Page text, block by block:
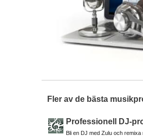
Fler av de bästa
Professionell DJ-
Bli en DJ med Zulu och